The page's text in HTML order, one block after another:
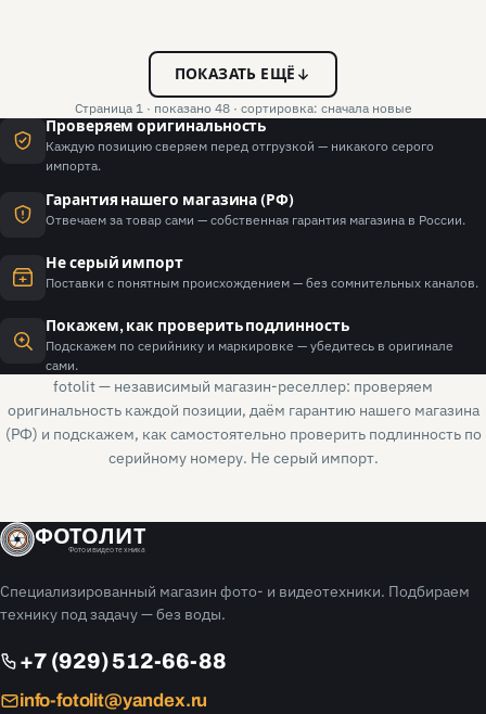
ПОКАЗАТЬ ЕЩЁ
Страница 1 · показано 48 · сортировка: сначала новые
Проверяем оригинальность
Каждую позицию сверяем перед отгрузкой — никакого серого
импорта.
Гарантия нашего магазина (РФ)
Отвечаем за товар сами — собственная гарантия магазина в России.
Не серый импорт
Поставки с понятным происхождением — без сомнительных каналов.
Покажем, как проверить подлинность
Подскажем по серийнику и маркировке — убедитесь в оригинале
сами.
fotolit — независимый магазин-реселлер: проверяем
оригинальность каждой позиции, даём гарантию нашего магазина
(РФ) и подскажем, как самостоятельно проверить подлинность по
серийному номеру. Не серый импорт.
ФОТОЛИТ
Фото и видео техника
Специализированный магазин фото- и видеотехники. Подбираем
технику под задачу — без воды.
+7 (929) 512-66-88
info-fotolit@yandex.ru